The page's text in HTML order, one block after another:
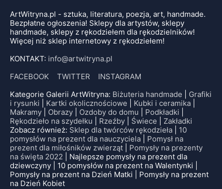
ArtWitryna.pl - sztuka, literatura, poezja, art, handmade.
Bezpłatne ogłoszenia! Sklepy dla artystów, sklepy
handmade, sklepy z rękodziełem dla rękodzielników!
Więcej niż sklep internetowy z rękodziełem!
KONTAKT: info@artwitryna.pl
FACEBOOK
TWITTER
INSTAGRAM
Kategorie Galerii ArtWitryna: Biżuteria handmade
Grafiki
i rysunki
Kartki okolicznościowe Kubki i ceramika
Makramy
Obrazy Ozdoby do domu Podkładki
Rękodzieło na szydełku
Rzeźby Świece
Zakładki
Zobacz również: Sklep dla twórców rękodzieła
10
pomysłów na prezent dla nauczyciela
Pomysł na
prezent dla miłośników zwierząt
Pomysły na prezenty
na święta 2022 | Najlepsze pomysły na prezent dla
dziewczyny | 10 pomysłów na prezent na Walentynki |
Pomysły na prezent na Dzień Matki | Pomysły na prezent
na Dzień Kobiet